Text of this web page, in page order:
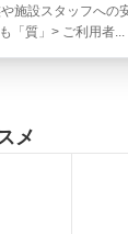
施設スタッフへの
「質」> ご利用者...
メ